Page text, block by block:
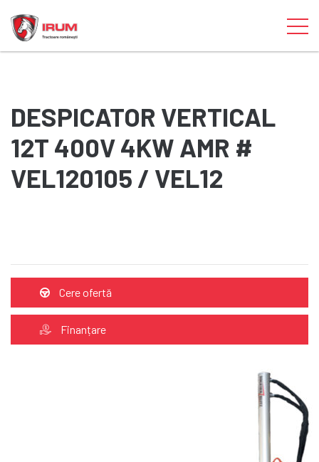
DESPICATOR VERTICAL
12T 400V 4KW AMR #
VEL120105 / VEL12
Cere ofertă
Finanțare